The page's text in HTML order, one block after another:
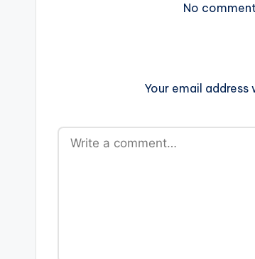
No
Your email address